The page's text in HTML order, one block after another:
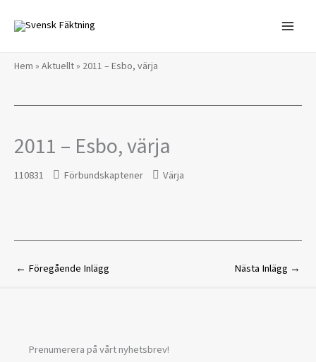
innehåll
Hem » Aktuellt» 2011 – Esbo, värja
2011 – Esbo, värja
110831 Förbundskaptener Värja
← Föregående Inlägg Nästa Inlägg →
Prenumerera på vårt nyhetsbrev!